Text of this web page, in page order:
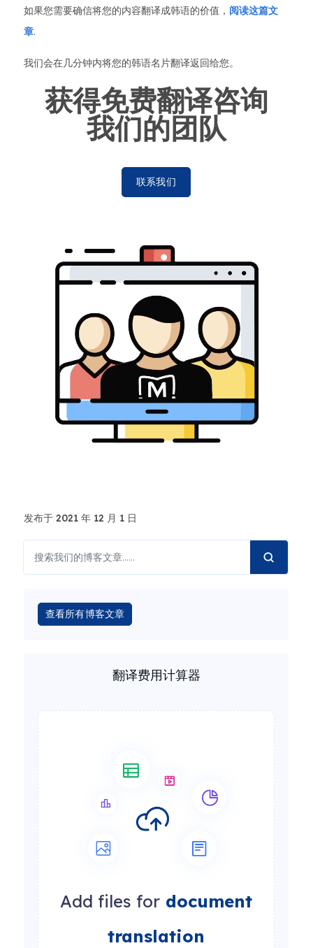
如果您需要确信将您的内容翻译成韩语的价值， 阅读这篇文
章.
我们会在几分钟内将您的韩语名片翻译返回给您。
获得免费翻译咨询
我们的团队
联系我们
发布于 2021 年 12 月 1 日
查看所有博客文章
翻译费用计算器
Add files for document
translation